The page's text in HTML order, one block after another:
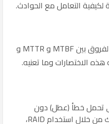
للامتحان، تأكد من معرفة الفروق بين MTBF و MTTR و
تحمل خطأ (عطل) دون
فقدان البيانات، ويمكن تحقيق ذلك من خلال استخدام RAID،